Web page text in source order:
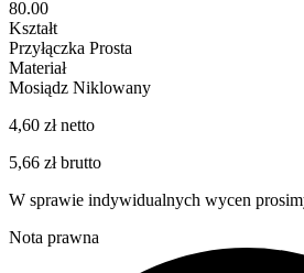
80.00
Kształt
Przyłączka Prosta
Materiał
Mosiądz Niklowany
4,60 zł netto
5,66 zł brutto
W sprawie indywidualnych wycen
Nota prawna